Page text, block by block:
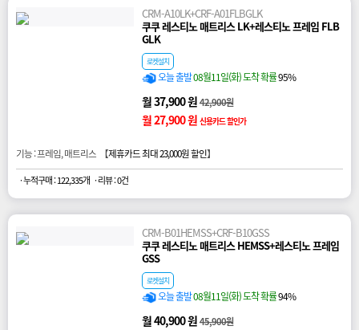
CRM-A10LK+CRF-A01FLBGLK
쿠쿠 레스티노 매트리스 LK+레스티노 프레임 FLB
GLK
로켓설치
오늘 출발08월11일(화) 도착 확률95%
월 37,900 원42,900원
월 27,900 원 신용카드 할인가
기능 : 프레임, 매트리스 【제휴카드 최대 23,000원 할인】
· 누적구매 : 122,335개 · 리뷰 : 0건
CRM-B01HEMSS+CRF-B10GSS
쿠쿠 레스티노 매트리스 HEMSS+레스티노 프레임
GSS
로켓설치
오늘 출발08월11일(화) 도착 확률94%
월 40,900 원45,900원